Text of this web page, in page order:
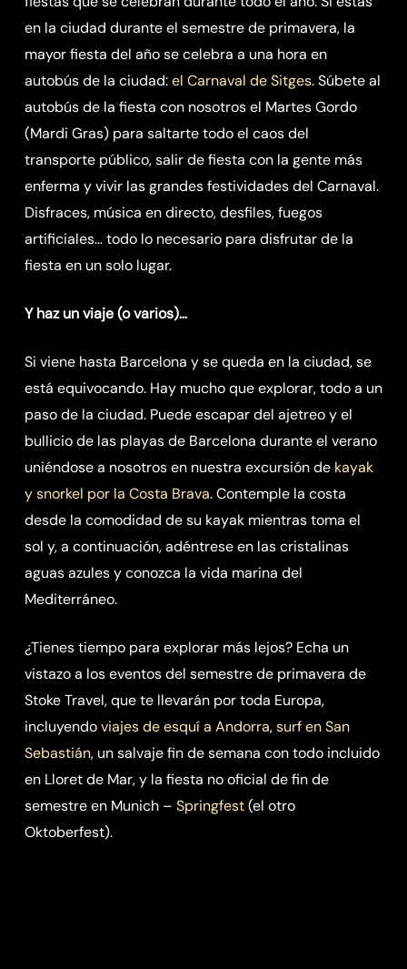
en la ciudad durante el semestre de primavera, la
mayor fiesta del año se celebra a una hora en
autobús de la ciudad:el Carnaval de Sitges. Súbete al
autobús de la fiesta con nosotros el Martes Gordo
(Mardi Gras) para saltarte todo el caos del
transporte público, salir de fiesta con la gente más
enferma y vivir las grandes festividades del Carnaval.
Disfraces, música en directo, desfiles, fuegos
artificiales… todo lo necesario para disfrutar de la
fiesta en un solo lugar.
Y haz un viaje (o varios)…
Si viene hasta Barcelona y se queda en la ciudad, se
está equivocando. Hay mucho que explorar, todo a un
paso de la ciudad. Puede escapar del ajetreo y el
bullicio de las playas de Barcelona durante el verano
uniéndose a nosotros en nuestra excursión de kayak
y snorkel por la Costa Brava. Contemple la costa
desde la comodidad de su kayak mientras toma el
sol y, a continuación, adéntrese en las cristalinas
aguas azules y conozca la vida marina del
Mediterráneo.
¿Tienes tiempo para explorar más lejos? Echa un
vistazo a los eventos del semestre de primavera de
Stoke Travel, que te llevarán por toda Europa,
incluyendoviajes de esquí a Andorra,surf en San
Sebastián, un salvaje fin de semana con todo incluido
en Lloret de Mar, y la fiesta no oficial de fin de
semestre en Munich – Springfest(el otro
Oktoberfest).